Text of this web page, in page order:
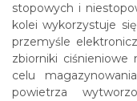
stopowych i
kolei wykorzystuje
przemyśle
zbiorniki
celu
powietrza